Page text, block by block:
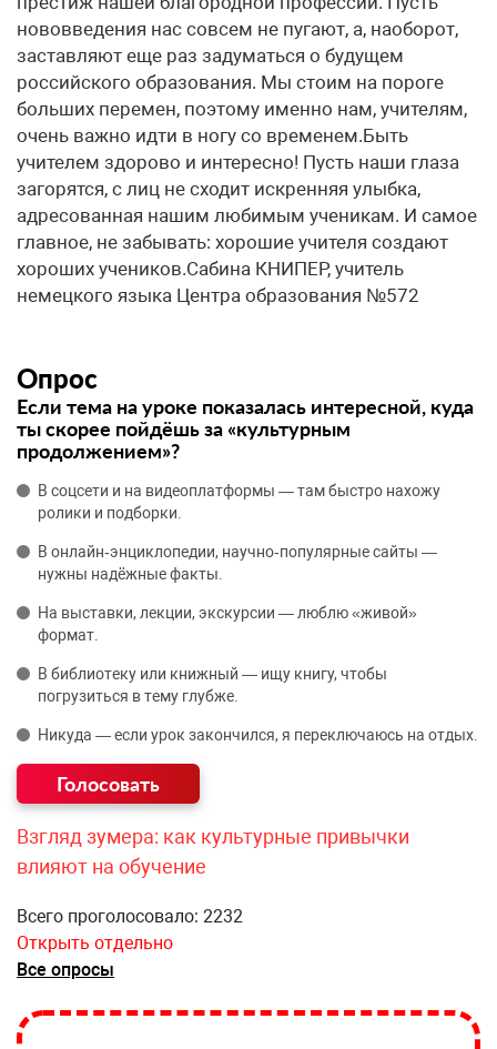
нововведения нас совсем не пугают, а, наоборот,
заставляют еще раз задуматься о будущем
российского образования. Мы стоим на пороге
больших перемен, поэтому именно нам, учителям,
очень важно идти в ногу со временем.Быть
учителем здорово и интересно! Пусть наши глаза
загорятся, с лиц не сходит искренняя улыбка,
адресованная нашим любимым ученикам. И самое
главное, не забывать: хорошие учителя создают
хороших учеников.Сабина КНИПЕР, учитель
немецкого языка Центра образования №572
Опрос
Если тема на уроке показалась интересной, куда
ты скорее пойдёшь за «культурным
продолжением»?
В соцсети и на видеоплатформы — там быстро нахожу
ролики и подборки.
В онлайн‑энциклопедии, научно‑популярные сайты —
нужны надёжные факты.
На выставки, лекции, экскурсии — люблю «живой»
формат.
В библиотеку или книжный — ищу книгу, чтобы
погрузиться в тему глубже.
Никуда — если урок закончился, я переключаюсь на отдых.
Взгляд зумера: как культурные привычки
влияют на обучение
Всего проголосовало: 2232
Открыть отдельно
Все опросы